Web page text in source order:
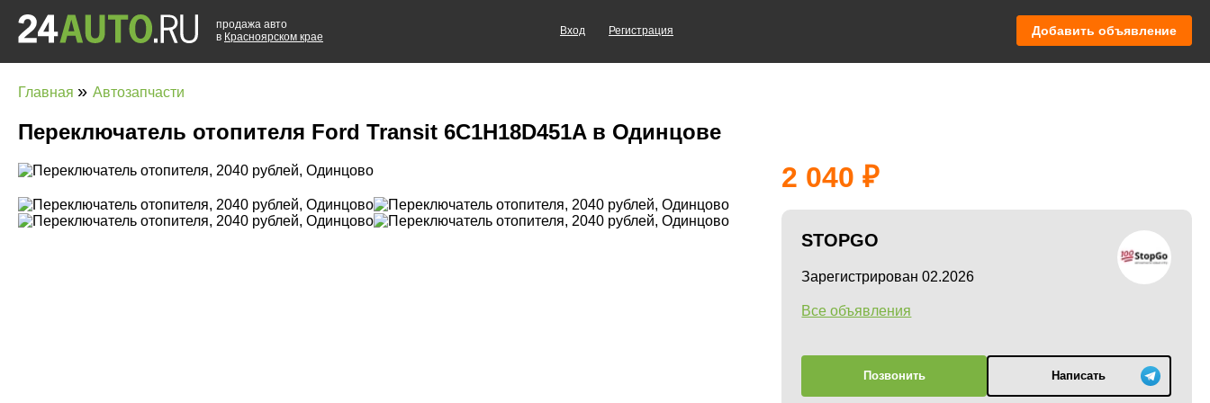
продажа авто
в Красноярском крае
Вход Регистрация Добавить объявление
Главная » Автозапчасти
Переключатель отопителя Ford Transit 6C1H18D451A в Одинцове
2 040
STOPGO
Зарегистрирован 02.2026
Все объявления
Позвонить Написать